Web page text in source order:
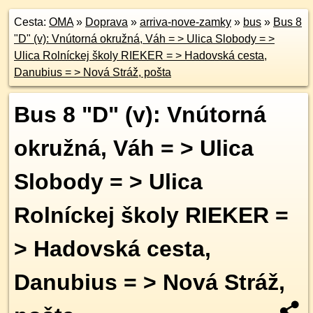
Cesta: OMA» Doprava » arriva-nove-zamky » bus » Bus 8
"D" (v): Vnútorná okružná, Váh = > Ulica Slobody = >
Ulica Rolníckej školy RIEKER = > Hadovská cesta,
Danubius = > Nová Stráž, pošta
Bus 8 "D" (v): Vnútorná
okružná, Váh = > Ulica
Slobody = > Ulica
Rolníckej školy RIEKER =
> Hadovská cesta,
Danubius = > Nová Stráž,